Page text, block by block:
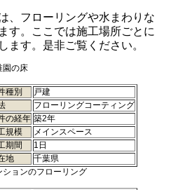
、フローリングや水まわりな
す。ここでは施工場所ごとに
ます。是非ご覧ください。
園の床
種別
戸建
フローリングコーティング
の経年 築2年
規模
メインスペース
期間
1日
地
千葉県
ションのフローリング